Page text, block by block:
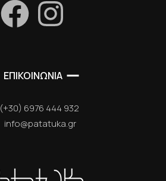
ΕΠΙΚΟΙΝΩΝΙΑ
(+30) 6976 444 932
info@patatuka.gr